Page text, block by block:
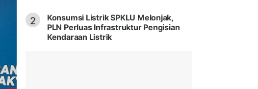
2
Konsumsi Listrik SPKLU Melonjak,
PLN Perluas Infrastruktur Pengisian
Kendaraan Listrik